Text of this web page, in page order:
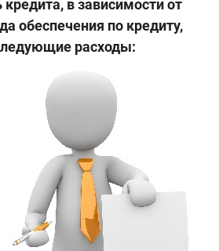
в зависимости от
обеспечения по кредиту,
расходы: